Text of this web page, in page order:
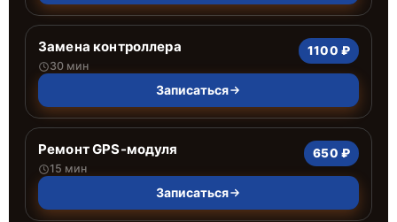
Замена контроллера
30 мин
1100 ₽
Записаться
Ремонт GPS-модуля
15 мин
650 ₽
Записаться